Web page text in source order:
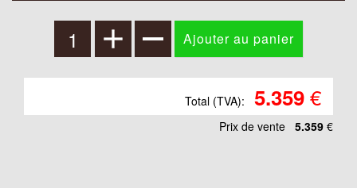
Total (TVA): 5.359€
Prix ​​de vente 5.359 €